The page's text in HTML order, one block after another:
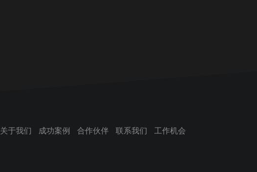
关于我们 成功案例 合作伙伴 联系我们 工作机会